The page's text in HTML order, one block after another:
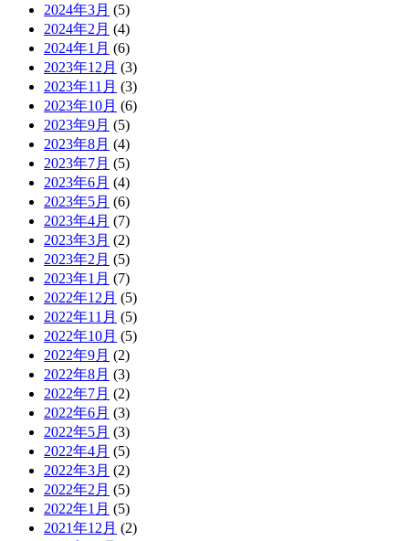
2024年3月 (5)
2024年2月 (4)
2024年1月 (6)
2023年12月 (3)
2023年11月 (3)
2023年10月 (6)
2023年9月 (5)
2023年8月 (4)
2023年7月 (5)
2023年6月 (4)
2023年5月 (6)
2023年4月 (7)
2023年3月 (2)
2023年2月 (5)
2023年1月 (7)
2022年12月 (5)
2022年11月 (5)
2022年10月 (5)
2022年9月 (2)
2022年8月 (3)
2022年7月 (2)
2022年6月 (3)
2022年5月 (3)
2022年4月 (5)
2022年3月 (2)
2022年2月 (5)
2022年1月 (5)
2021年12月 (2)